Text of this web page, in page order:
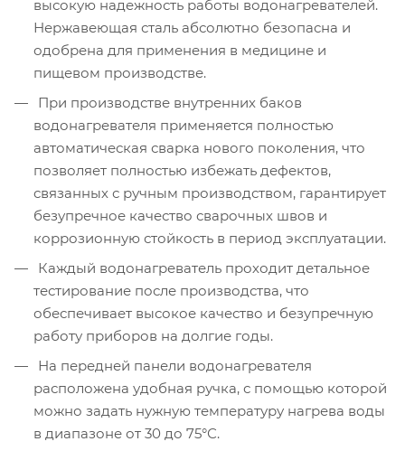
высокую надежность работы водонагревателей.
Нержавеющая сталь абсолютно безопасна и
одобрена для применения в медицине и
пищевом производстве.
При производстве внутренних баков
водонагревателя применяется полностью
автоматическая сварка нового поколения, что
позволяет полностью избежать дефектов,
связанных с ручным производством, гарантирует
безупречное качество сварочных швов и
коррозионную стойкость в период эксплуатации.
Каждый водонагреватель проходит детальное
тестирование после производства, что
обеспечивает высокое качество и безупречную
работу приборов на долгие годы.
На передней панели водонагревателя
расположена удобная ручка, с помощью которой
можно задать нужную температуру нагрева воды
в диапазоне от 30 до 75°С.